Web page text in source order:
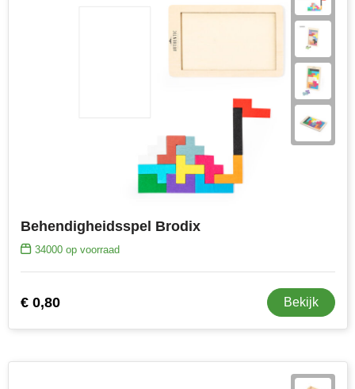
Behendigheidsspel Brodix
34000op voorraad
€ 0,80 Bekijk